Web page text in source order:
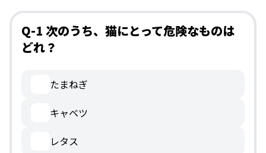
Q-1 次のうち、猫にとって危険なものは
どれ？
たまねぎ
キャベツ
レタス